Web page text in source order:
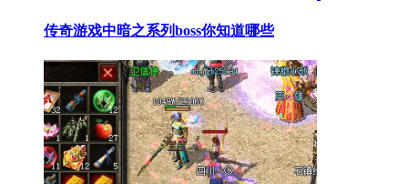
传奇游戏中暗之系列boss你知道哪些